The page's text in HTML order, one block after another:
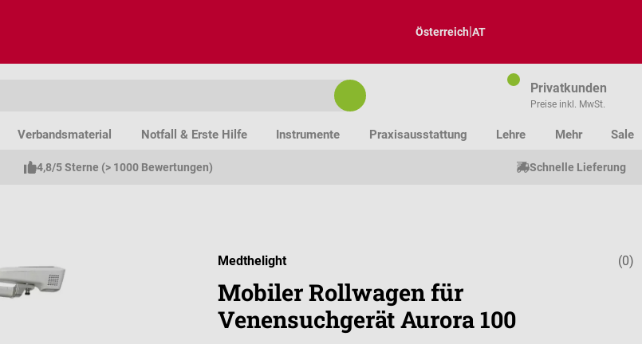
Österreich|AT
Privatkunden
Preise inkl. MwSt.
Verbandsmaterial Notfall & Erste Hilfe Instrumente Praxisausstattung Lehre Mehr Sale
4,8/5 Sterne (> 1000 Bewertungen) Schnelle Lieferung
(0)
Medthelight
Mobiler Rollwagen für
Venensuchgerät Aurora 100